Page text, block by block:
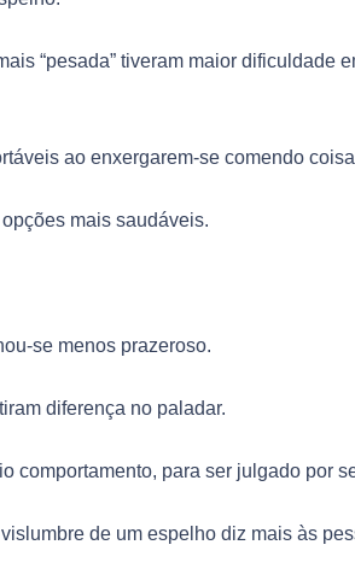
“pesada” tiveram maior dificuldade
ao enxergarem-se comendo
mais saudáveis.
se menos prazeroso.
diferença no paladar.
comportamento, para ser julgado por
de um espelho diz mais às